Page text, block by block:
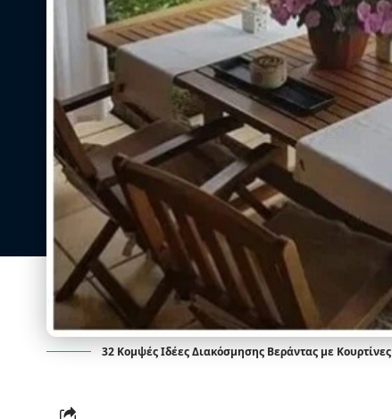
32 Κομψές Ιδέες Διακόσμησης Βεράντας με Κουρτίνες